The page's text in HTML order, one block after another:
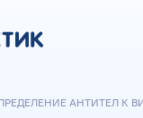
АНТИТЕЛ К